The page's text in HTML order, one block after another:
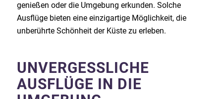
genießen oder die Umgebung erkunden. Solche
Ausflüge bieten eine einzigartige Möglichkeit, die
unberührte Schönheit der Küste zu erleben.
UNVERGESSLICHE
AUSFLÜGE IN DIE